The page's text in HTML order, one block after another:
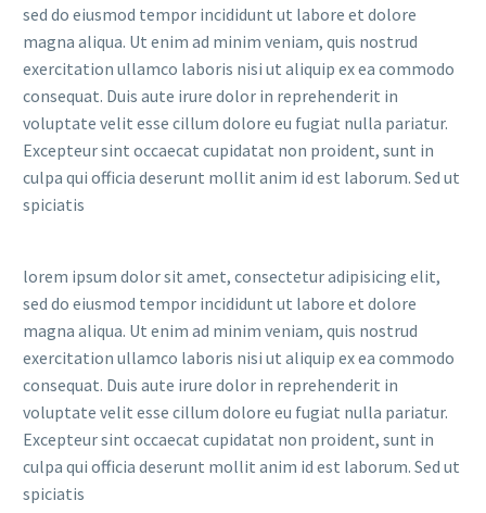
sed do eiusmod tempor incididunt ut labore et dolore
magna aliqua. Ut enim ad minim veniam, quis nostrud
exercitation ullamco laboris nisi ut aliquip ex ea commodo
consequat. Duis aute irure dolor in reprehenderit in
voluptate velit esse cillum dolore eu fugiat nulla pariatur.
Excepteur sint occaecat cupidatat non proident, sunt in
culpa qui officia deserunt mollit anim id est laborum. Sed ut
spiciatis
lorem ipsum dolor sit amet, consectetur adipisicing elit,
sed do eiusmod tempor incididunt ut labore et dolore
magna aliqua. Ut enim ad minim veniam, quis nostrud
exercitation ullamco laboris nisi ut aliquip ex ea commodo
consequat. Duis aute irure dolor in reprehenderit in
voluptate velit esse cillum dolore eu fugiat nulla pariatur.
Excepteur sint occaecat cupidatat non proident, sunt in
culpa qui officia deserunt mollit anim id est laborum. Sed ut
spiciatis